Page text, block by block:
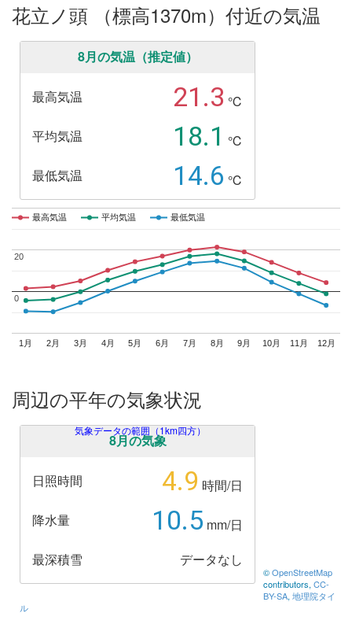
花立ノ頭 （標高1370m）付近の気温
8月の気温（推定値）
最高気温 21.3 ℃
平均気温
18.1 ℃
最低気温
14.6 ℃
1月 2月 3月 4月 5月 6月 7月 8月 9月 10月 11月 12月
0
0
20
20
最高気温
最高気温 平均気温
平均気温 最低気温
最低気温
周辺の平年の気象状況
8月の気象
日照時間 4.9 時間/日
降水量
10.5 mm/日
最深積雪
データなし
気象データの範囲（1km四方）
©OpenStreetMap
contributors,CC-
BY-SA,地理院タイ
ル